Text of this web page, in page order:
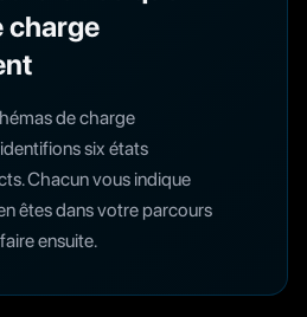
charge
de charge
six états
Chacun vous indique
êtes dans votre parcours
ensuite.